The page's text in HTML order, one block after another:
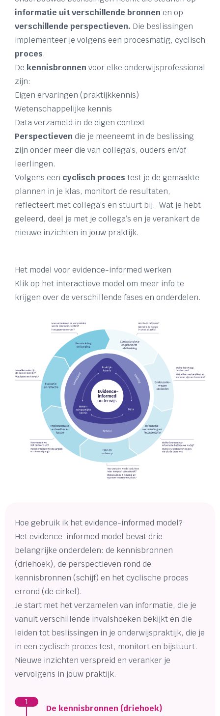
informatie uit verschillende bronnen en op
verschillende perspectieven. Die beslissingen
implementeer je volgens een procesmatig, cyclisch
proces.
De kennisbronnenvoor elke onderwijsprofessional
zijn:
Eigen ervaringen (praktijkkennis)
Wetenschappelijke kennis
Data verzameld in de eigen context
Perspectieven die je meeneemt in de beslissing
zijn onder meer die van collega’s, ouders en/of
leerlingen.
Volgens een cyclisch proces test je de gemaakte
plannen in je klas, monitort de resultaten,
reflecteert met collega’s en stuurt bij. Wat je hebt
geleerd, deel je met je collega’s en je verankert de
nieuwe inzichten in jouw praktijk.
Het model voor evidence-informed werken
Klik op het interactieve model om meer info te
krijgen over de verschillende fases en onderdelen.
Hoe gebruik ik het evidence-informed model?
Het evidence-informed model bevat drie
belangrijke onderdelen: de kennisbronnen
(driehoek), de perspectieven rond de
kennisbronnen (schijf) en het cyclische proces
errond (de cirkel).
Je start met het verzamelen van informatie, die je
vanuit verschillende invalshoeken bekijkt en die
leiden tot beslissingen in je onderwijspraktijk, die je
in een cyclisch proces test, monitort en bijstuurt.
Nieuwe inzichten verspreid en veranker je
vervolgens in jouw praktijk.
1
De kennisbronnen (driehoek)